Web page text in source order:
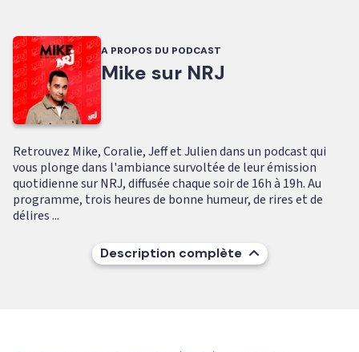
A PROPOS DU PODCAST
Mike sur NRJ
Retrouvez Mike, Coralie, Jeff et Julien dans un podcast qui
vous plonge dans l'ambiance survoltée de leur émission
quotidienne sur NRJ, diffusée chaque soir de 16h à 19h. Au
programme, trois heures de bonne humeur, de rires et de
délires ...
Description complète